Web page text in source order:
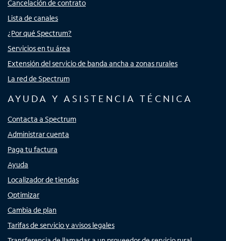
Cancelación de contrato
Lista de canales
¿Por qué Spectrum?
Servicios en tu área
Extensión del servicio de banda ancha a zonas rurales
La red de Spectrum
AYUDA Y ASISTENCIA TÉCNICA
Contacta a Spectrum
Administrar cuenta
Paga tu factura
Ayuda
Localizador de tiendas
Optimizar
Cambia de plan
Tarifas de servicio y avisos legales